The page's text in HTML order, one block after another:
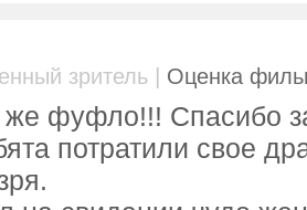
зритель | Оценка
же фуфло!!! Спасибо
потратили свое